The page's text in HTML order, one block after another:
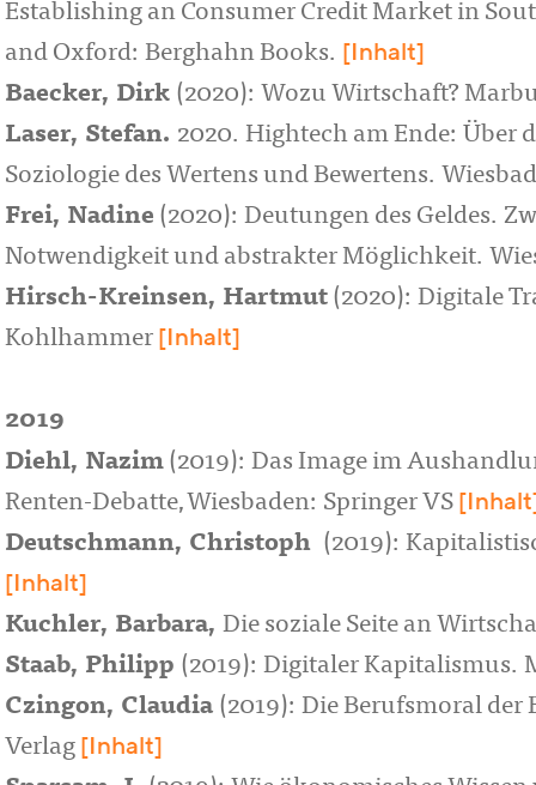
Establishing an Consumer Credit Market in
and Oxford: Berghahn Books. [Inhalt]
Baecker, Dirk (2020): Wozu Wirtschaft?
Laser, Stefan. 2020. Hightech am Ende: Über
Soziologie des Wertens und Bewertens.
Frei, Nadine (2020): Deutungen des Geldes.
Notwendigkeit und abstrakter Möglichkeit.
Hirsch-Kreinsen, Hartmut (2020): Digitale
Kohlhammer [Inhalt]
2019
Diehl, Nazim (2019): Das Image im
Renten-Debatte,Wiesbaden: Springer VS
Deutschmann, Christoph (2019):
[Inhalt]
Kuchler, Barbara, Die soziale Seite an
Staab, Philipp (2019): Digitaler Kapitalismus.
Czingon, Claudia (2019): Die Berufsmoral
Verlag [Inhalt]